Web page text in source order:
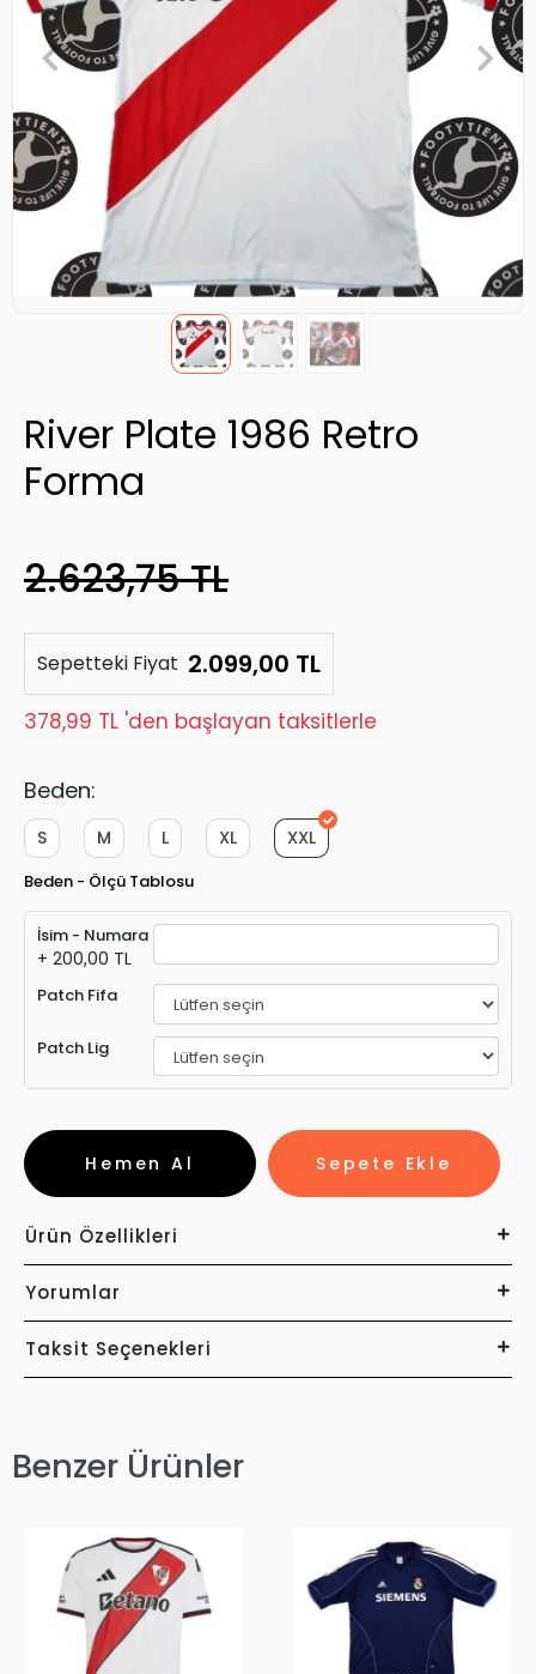
River Plate 1986 Retro
Forma
2.623,75 TL
Sepetteki Fiyat 2.099,00 TL
378,99 TL 'den başlayan taksitlerle
Beden:
XXL
XL
L
M
S
Beden - Ölçü Tablosu
İsim - Numara
+ 200,00 TL
Patch Fifa
Patch Lig
Sepete Ekle
Hemen Al
Ürün Özellikleri
Yorumlar
Taksit Seçenekleri
Benzer Ürünler